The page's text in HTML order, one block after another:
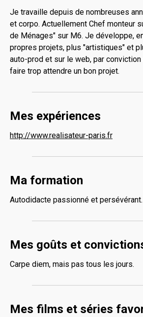
Je travaille depuis de nombreuses
et corpo. Actuellement Chef monteur
de Ménages" sur M6. Je développe,
propres projets, plus "artistiques" et
auto-prod et sur le web, par
faire trop attendre un bon projet.
Mes expériences
http://www.realisateur-paris.fr
Ma formation
Autodidacte passionné et persévérant.
Mes goûts et
Carpe diem, mais pas tous les jours.
Mes films et séries